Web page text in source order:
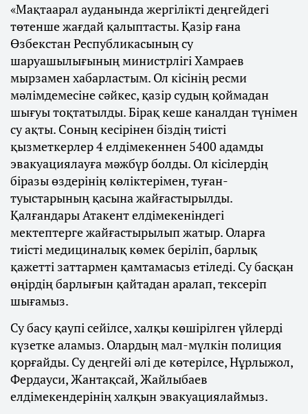
«Мақтаарал ауданында жергілікті деңгейдегі
төтенше жағдай қалыптасты. Қазір ғана
Өзбекстан Республикасының су
шаруашылығының министрлігі Хамраев
мырзамен хабарластым. Ол кісінің ресми
мәлімдемесіне сәйкес, қазір судың қоймадан
шығуы тоқтатылды. Бірақ кеше каналдан түнімен
су ақты. Соның кесірінен біздің тиісті
қызметкерлер 4 елдімекеннен 5400 адамды
эвакуациялауға мәжбүр болды. Ол кісілердің
біразы өздерінің көліктерімен, туған-
туыстарының қасына жайғастырылды.
Қалғандары Атакент елдімекеніндегі
мектептерге жайғастырылып жатыр. Оларға
тиісті медициналық көмек беріліп, барлық
қажетті заттармен қамтамасыз етіледі. Су басқан
өңірдің барлығын қайтадан аралап, тексеріп
шығамыз.
Су басу қаупі сейілсе, халқы көшірілген үйлерді
күзетке аламыз. Олардың мал-мүлкін полиция
қорғайды. Су деңгейі әлі де көтерілсе, Нұрлыжол,
Фердауси, Жантақсай, Жайлыбаев
елдімекендерінің халқын эвакуациялаймыз.